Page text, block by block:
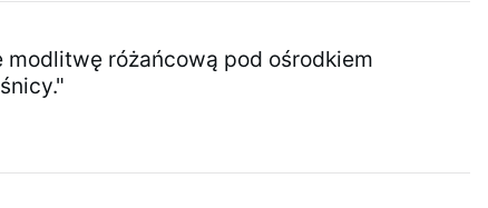
różańcową pod ośrodkiem